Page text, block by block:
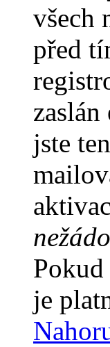
všech
před
jste
je